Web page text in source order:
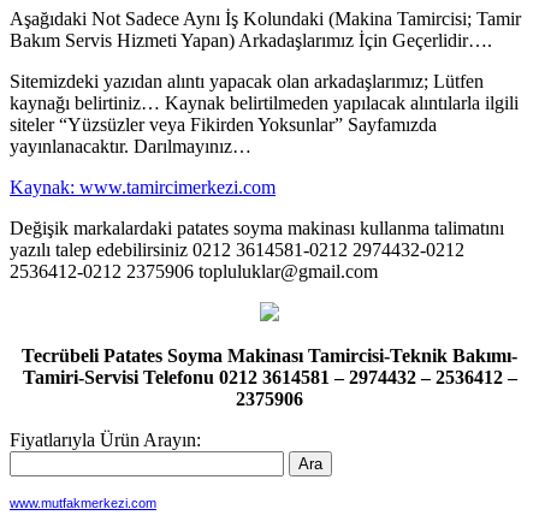
Aşağıdaki Not Sadece Aynı İş Kolundaki (Makina Tamircisi; Tamir
Bakım Servis Hizmeti Yapan) Arkadaşlarımız İçin Geçerlidir….
Sitemizdeki yazıdan alıntı yapacak olan arkadaşlarımız; Lütfen
kaynağı belirtiniz… Kaynak belirtilmeden yapılacak alıntılarla ilgili
siteler “Yüzsüzler veya Fikirden Yoksunlar” Sayfamızda
yayınlanacaktır. Darılmayınız…
Kaynak: www.tamircimerkezi.com
Değişik markalardaki patates soyma makinası kullanma talimatını
yazılı talep edebilirsiniz 0212 3614581-0212 2974432-0212
2536412-0212 2375906 topluluklar@gmail.com
Tecrübeli Patates Soyma Makinası Tamircisi-Teknik Bakımı-
Tamiri-Servisi Telefonu 0212 3614581 – 2974432 – 2536412 –
2375906
Fiyatlarıyla Ürün Arayın:
www.mutfakmerkezi.com